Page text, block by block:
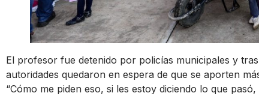
El profesor fue detenido por policías municipales y
autoridades quedaron en espera de que se aporten
“Cómo me piden eso, si les estoy diciendo lo que